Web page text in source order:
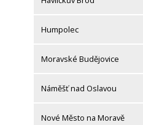
Humpolec
Moravské Budějovice
Náměšť nad Oslavou
Nové Město na Moravě